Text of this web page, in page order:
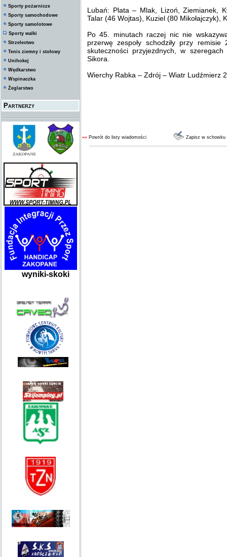
Sporty pożarnicze
Sporty samochodowe
Sporty samolotowe
Sporty walki
Strzelectwo
Tenis ziemny i stołowy
Unihokej
Wędkarstwo
Wspinaczka
Żeglarstwo
Partnerzy
wyniki-skoki
Lubań: Plata – Mlak, Lizoń, Ziemianek,
Talar (46 Wojtas), Kuziel (80 Mikołajczyk),
Po 45. minutach raczej nic nie
przerwę zespoły schodziły przy
skuteczności przyjezdnych, w
Sikora.
Wierchy Rabka – Zdrój – Wiatr Ludźmierz
«« Powrót do listy wiadomości Zapisz w schowku